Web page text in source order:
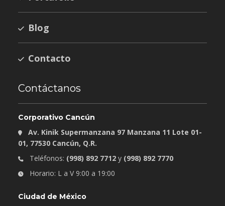
Blog
Contacto
Contáctanos
Corporativo Cancún
Av. Kinik Supermanzana 97 Manzana 11 Lote 01-
01, 77530 Cancún, Q.R.
Teléfonos: (998) 892 7712 y (998) 892 7770
Horario: L a V 9:00 a 19:00
Ciudad de México